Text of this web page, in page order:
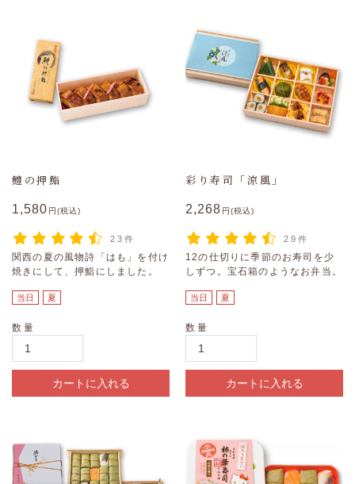
鱧の押鮨
1,580 円(税込)
23件
関西の夏の風物詩「はも」を付け
焼きにして、押鮨にしました。
当日 夏
数量
カートに入れる
彩り寿司「涼風」
2,268 円(税込)
29件
12の仕切りに季節のお寿司を少
しずつ。宝石箱のようなお弁当。
当日 夏
数量
カートに入れる